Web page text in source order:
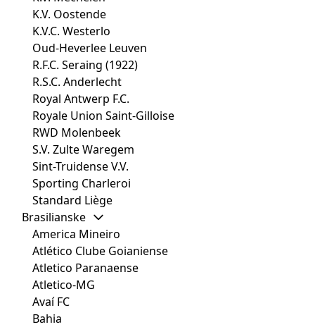
K.V. Oostende
K.V.C. Westerlo
Oud-Heverlee Leuven
R.F.C. Seraing (1922)
R.S.C. Anderlecht
Royal Antwerp F.C.
Royale Union Saint-Gilloise
RWD Molenbeek
S.V. Zulte Waregem
Sint-Truidense V.V.
Sporting Charleroi
Standard Liège
Brasilianske
America Mineiro
Atlético Clube Goianiense
Atletico Paranaense
Atletico-MG
Avaí FC
Bahia